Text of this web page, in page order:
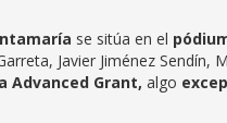
se sitúa en el
Javier Jiménez
Advanced Grant, algo